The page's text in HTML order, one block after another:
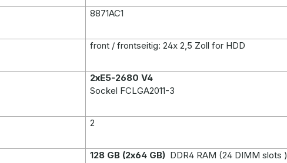
8871AC1
front / frontseitig: 24x 2,5 Zoll for HDD
2xE5-2680 V4
Sockel FCLGA2011-3
2
128 GB (2x64 GB) DDR4 RAM (24 DIMM slots )